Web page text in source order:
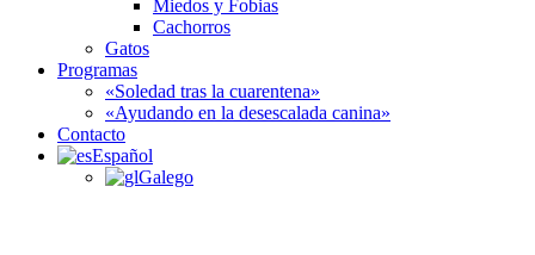
Miedos y Fobias
Cachorros
Gatos
Programas
«Soledad tras la cuarentena»
«Ayudando en la desescalada canina»
Contacto
Español
Galego